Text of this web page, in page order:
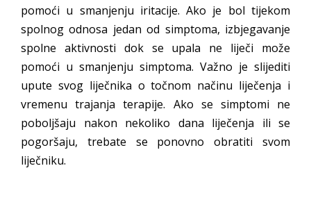
pomoći u smanjenju iritacije. Ako je bol tijekom
spolnog odnosa jedan od simptoma, izbjegavanje
spolne aktivnosti dok se upala ne liječi može
pomoći u smanjenju simptoma. Važno je slijediti
upute svog liječnika o točnom načinu liječenja i
vremenu trajanja terapije. Ako se simptomi ne
poboljšaju nakon nekoliko dana liječenja ili se
pogoršaju, trebate se ponovno obratiti svom
liječniku.